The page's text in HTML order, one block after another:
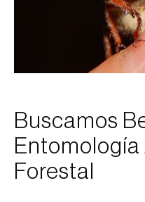
Buscamos
Entomología
Forestal